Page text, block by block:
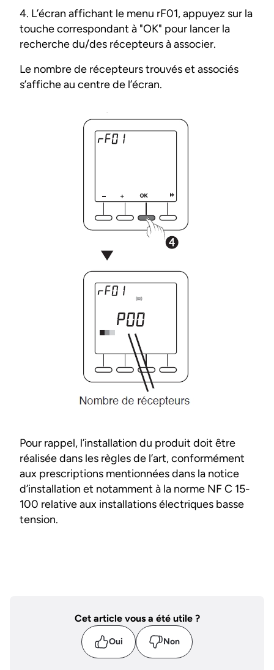
4. L’écran affichant le menu rF01, appuyez sur la
touche correspondant à "OK" pour lancer la
recherche du/des récepteurs à associer.
Le nombre de récepteurs trouvés et associés
s’affiche au centre de l’écran.
Pour rappel, l’installation du produit doit être
réalisée dans les règles de l’art, conformément
aux prescriptions mentionnées dans la notice
d’installation et notamment à la norme NF C 15-
100 relative aux installations électriques basse
tension.
Cet article vous a été utile ?
Oui Non